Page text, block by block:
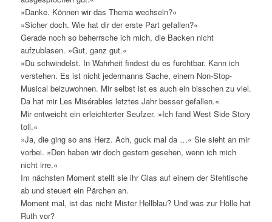
»Danke. Können wir das Thema wechseln?«
»Sicher doch. Wie hat dir der erste Part gefallen?«
Gerade noch so beherrsche ich mich, die Backen nicht
aufzublasen. »Gut, ganz gut.«
»Du schwindelst. In Wahrheit findest du es furchtbar. Kann ich
verstehen. Es ist nicht jedermanns Sache, einem Non-Stop-
Musical beizuwohnen. Mir selbst ist es auch ein bisschen zu viel.
Da hat mir Les Misérables letztes Jahr besser gefallen.«
Mir entweicht ein erleichterter Seufzer. »Ich fand West Side Story
toll.«
»Ja, die ging so ans Herz. Ach, guck mal da …« Sie sieht an mir
vorbei. »Den haben wir doch gestern gesehen, wenn ich mich
nicht irre.«
Im nächsten Moment stellt sie ihr Glas auf einem der Stehtische
ab und steuert ein Pärchen an.
Moment mal, ist das nicht Mister Hellblau? Und was zur Hölle hat
Ruth vor?